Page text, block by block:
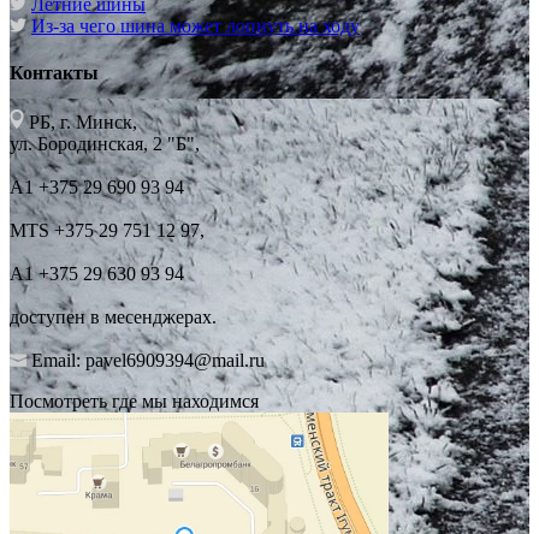
Из-за чего шина может лопнуть на ходу
Контакты
РБ, г. Минск,
ул. Бородинская, 2 "Б",
А1 +375 29 690 93 94
MTS +375 29 751 12 97,
А1 +375 29 630 93 94
доступен в месенджерах.
Email: pavel6909394@mail.ru
Посмотреть где мы находимся